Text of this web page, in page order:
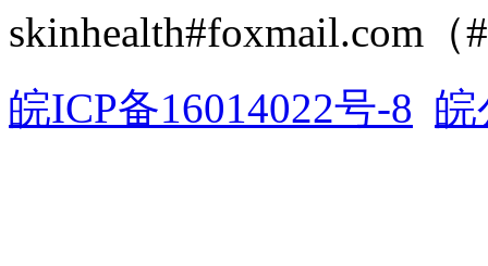
skinhealth#foxmail.com（
皖ICP备16014022号-8 皖